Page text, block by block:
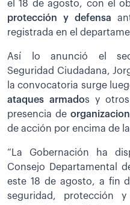
el 18 de agosto, con el
protección y defensa
registrada en el
Así lo anunció el
Seguridad Ciudadana,
la convocatoria surge
ataques armados y
presencia de
de acción por encima de
“La Gobernación ha
Consejo Departamental
este 18 de agosto, a fin
seguridad, protección